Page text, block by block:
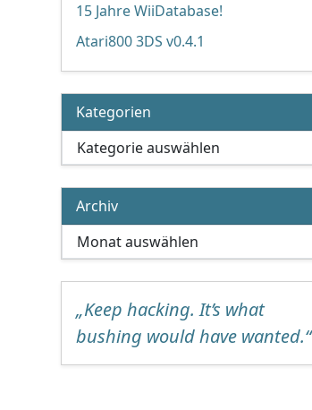
15 Jahre WiiDatabase!
Atari800 3DS v0.4.1
Kategorien
Kategorien
Archiv
Archiv
„Keep hacking. It’s what
bushing would have wanted.“